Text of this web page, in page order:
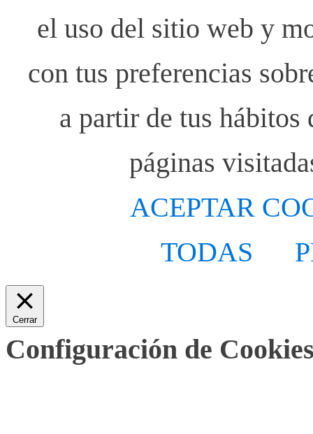
el uso del sitio web y
con tus preferencias
a partir de tus
páginas
ACEPTAR
TODAS
Cerrar
Configuración de